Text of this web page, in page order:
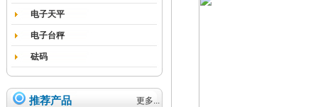
电子天平
电子台秤
砝码
推荐产品 更多...